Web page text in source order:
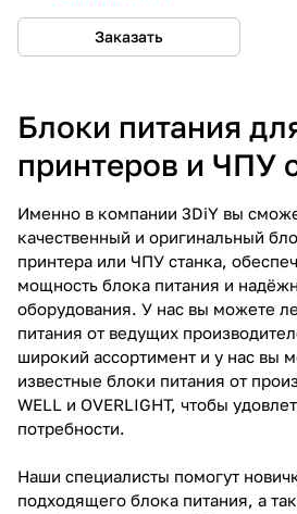
Заказать
Блоки питания
принтеров и ЧПУ
Именно в компании 3DiY вы
качественный и оригинальный
принтера или ЧПУ станка,
мощность блока питания и
оборудования. У нас вы можете
питания от ведущих
широкий ассортимент и у нас вы
известные блоки питания от
WELL и OVERLIGHT, чтобы
потребности.
Наши специалисты помогут
подходящего блока питания, а